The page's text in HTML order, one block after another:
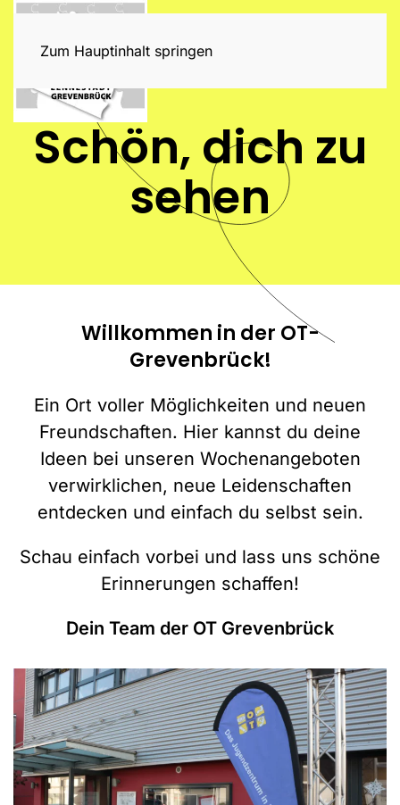
Zum Hauptinhalt springen
Schön, dich zu
sehen
Willkommen in der OT-
Grevenbrück!
Ein Ort voller Möglichkeiten und neuen
Freundschaften. Hier kannst du deine
Ideen bei unseren Wochenangeboten
verwirklichen, neue Leidenschaften
entdecken und einfach du selbst sein.
Schau einfach vorbei und lass uns schöne
Erinnerungen schaffen!
Dein Team der OT Grevenbrück